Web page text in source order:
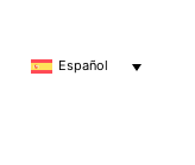
Español